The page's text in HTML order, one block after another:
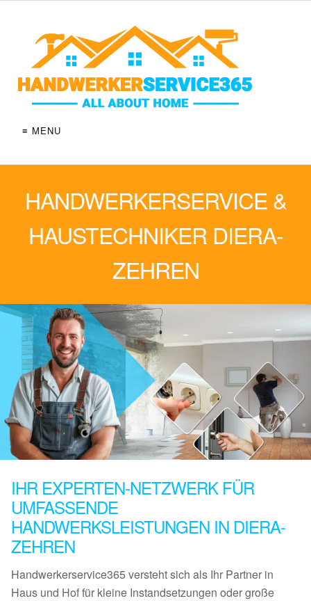
≡ MENU
HANDWERKERSERVICE &
HAUSTECHNIKER DIERA-
ZEHREN
IHR EXPERTEN-NETZWERK FÜR
UMFASSENDE
HANDWERKSLEISTUNGEN IN DIERA-
ZEHREN
Handwerkerservice365 versteht sich als Ihr Partner in
Haus und Hof für kleine Instandsetzungen oder große